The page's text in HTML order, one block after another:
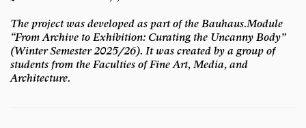
The project was developed as part of the Bauhaus.Module
“From Archive to Exhibition: Curating the Uncanny Body”
(Winter Semester 2025/26). It was created by a group of
students from the Faculties of Fine Art, Media, and
Architecture.